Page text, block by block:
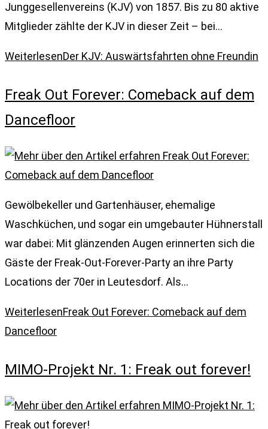
Junggesellenvereins (KJV) von 1857. Bis zu 80 aktive
Mitglieder zählte der KJV in dieser Zeit – bei…
WeiterlesenDer KJV: Auswärtsfahrten ohne Freundin
Freak Out Forever: Comeback auf dem
Dancefloor
Gewölbekeller und Gartenhäuser, ehemalige
Waschküchen, und sogar ein umgebauter Hühnerstall
war dabei: Mit glänzenden Augen erinnerten sich die
Gäste der Freak-Out-Forever-Party an ihre Party
Locations der 70er in Leutesdorf. Als…
WeiterlesenFreak Out Forever: Comeback auf dem
Dancefloor
MIMO-Projekt Nr. 1: Freak out forever!